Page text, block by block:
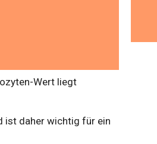
Wert liegt
ist daher wichtig für ein